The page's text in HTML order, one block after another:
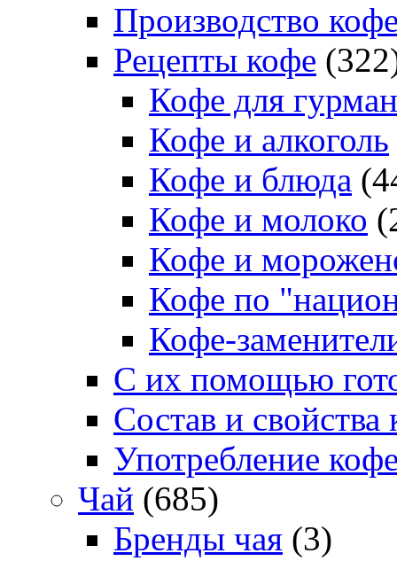
Производство
Рецепты кофе
Кофе для
Кофе и алкоголь
Кофе и блюда
Кофе и молоко
Кофе и
Кофе по
Кофе-
С их помощью
Состав и свойства
Употребление
Чай (685)
Бренды чая (3)